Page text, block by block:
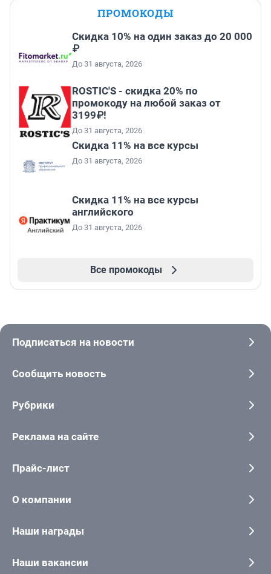
ПРОМОКОДЫ
Скидка 10% на один заказ до 20 000
₽
До 31 августа, 2026
ROSTIC'S - скидка 20% по
промокоду на любой заказ от
3199₽!
До 31 августа, 2026
Скидка 11% на все курсы
До 31 августа, 2026
Скидка 11% на все курсы
английского
До 31 августа, 2026
Все промокоды
Подписаться на новости
Сообщить новость
Рубрики
Реклама на сайте
Прайс-лист
О компании
Наши награды
Наши вакансии